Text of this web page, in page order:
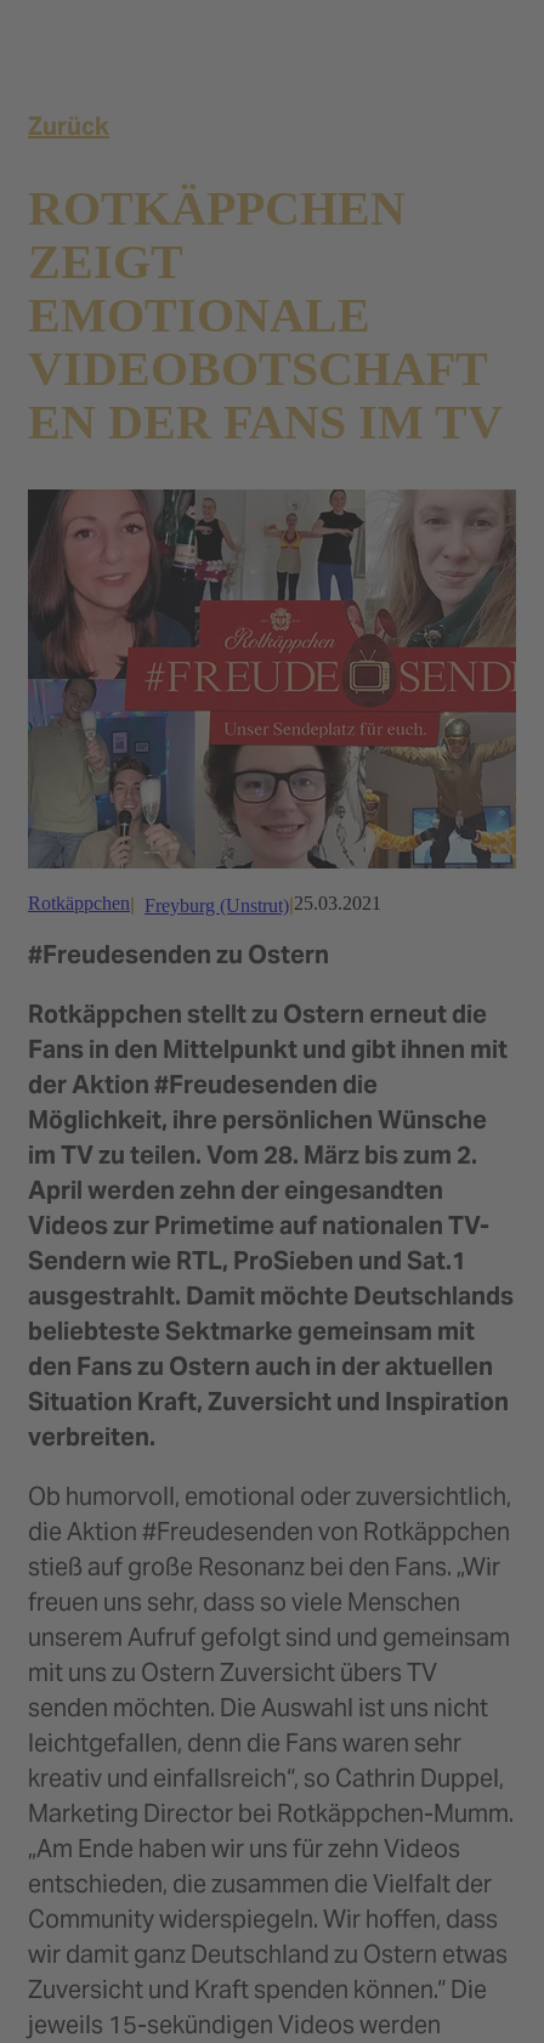
Zurück
ROTKÄPPCHEN
ZEIGT
EMOTIONALE
VIDEOBOTSCHAFT
EN DER FANS IM TV
Rotkäppchen Freyburg (Unstrut) 25.03.2021
#Freudesenden zu Ostern
Rotkäppchen stellt zu Ostern erneut die
Fans in den Mittelpunkt und gibt ihnen mit
der Aktion #Freudesenden die
Möglichkeit, ihre persönlichen Wünsche
im TV zu teilen. Vom 28. März bis zum 2.
April werden zehn der eingesandten
Videos zur Primetime auf nationalen TV-
Sendern wie RTL, ProSieben und Sat.1
ausgestrahlt. Damit möchte Deutschlands
beliebteste Sektmarke gemeinsam mit
den Fans zu Ostern auch in der aktuellen
Situation Kraft, Zuversicht und Inspiration
verbreiten.
Ob humorvoll, emotional oder zuversichtlich,
die Aktion #Freudesenden von Rotkäppchen
stieß auf große Resonanz bei den Fans. „Wir
freuen uns sehr, dass so viele Menschen
unserem Aufruf gefolgt sind und gemeinsam
mit uns zu Ostern Zuversicht übers TV
senden möchten. Die Auswahl ist uns nicht
leichtgefallen, denn die Fans waren sehr
kreativ und einfallsreich“, so Cathrin Duppel,
Marketing Director bei Rotkäppchen-Mumm.
„Am Ende haben wir uns für zehn Videos
entschieden, die zusammen die Vielfalt der
Community widerspiegeln. Wir hoffen, dass
wir damit ganz Deutschland zu Ostern etwas
Zuversicht und Kraft spenden können.“ Die
jeweils 15-sekündigen Videos werden